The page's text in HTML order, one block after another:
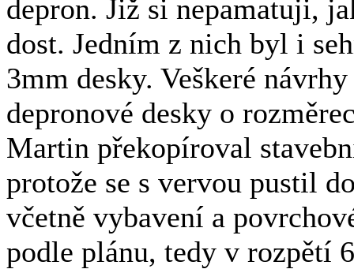
depron. Již si nepamatuji,
dost. Jedním z nich byl i
3mm desky. Veškeré
depronové desky o
Martin překopíroval
protože se s vervou pustil
včetně vybavení a
podle plánu, tedy v rozpětí